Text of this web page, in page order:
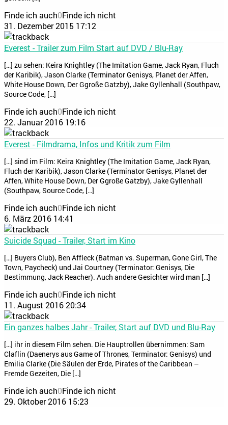
Finde ich auch0Finde ich nicht
31. Dezember 2015 17:12
Everest - Trailer zum Film Start auf DVD / Blu-Ray
[…] zu sehen: Keira Knightley (The Imitation Game, Jack Ryan, Fluch
der Karibik), Jason Clarke (Terminator Genisys, Planet der Affen,
White House Down, Der Ggroße Gatzby), Jake Gyllenhall (Southpaw,
Source Code, […]
Finde ich auch0Finde ich nicht
22. Januar 2016 19:16
Everest - Filmdrama, Infos und Kritik zum Film
[…] sind im Film: Keira Knightley (The Imitation Game, Jack Ryan,
Fluch der Karibik), Jason Clarke (Terminator Genisys, Planet der
Affen, White House Down, Der Ggroße Gatzby), Jake Gyllenhall
(Southpaw, Source Code, […]
Finde ich auch0Finde ich nicht
6. März 2016 14:41
Suicide Squad - Trailer, Start im Kino
[…] Buyers Club), Ben Affleck (Batman vs. Superman, Gone Girl, The
Town, Paycheck) und Jai Courtney (Terminator: Genisys, Die
Bestimmung, Jack Reacher). Auch andere Gesichter wird man […]
Finde ich auch0Finde ich nicht
11. August 2016 20:34
Ein ganzes halbes Jahr - Trailer, Start auf DVD und Blu-Ray
[…] ihr in diesem Film sehen. Die Hauptrollen übernimmen: Sam
Claflin (Daenerys aus Game of Thrones, Terminator: Genisys) und
Emilia Clarke (Die Säulen der Erde, Pirates of the Caribbean –
Fremde Gezeiten, Die […]
Finde ich auch0Finde ich nicht
29. Oktober 2016 15:23